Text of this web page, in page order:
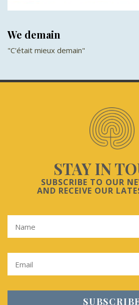
We demain
"C'était mieux demain"
STAY IN
SUBSCRIBE TO OUR
AND RECEIVE OUR